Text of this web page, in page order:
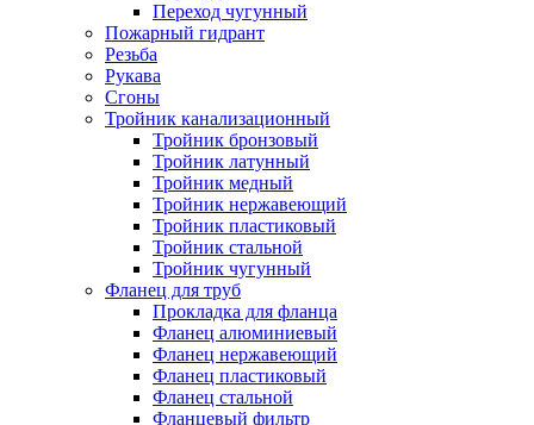
Переход чугунный
Пожарный гидрант
Резьба
Рукава
Сгоны
Тройник канализационный
Тройник бронзовый
Тройник латунный
Тройник медный
Тройник нержавеющий
Тройник пластиковый
Тройник стальной
Тройник чугунный
Фланец для труб
Прокладка для фланца
Фланец алюминиевый
Фланец нержавеющий
Фланец пластиковый
Фланец стальной
Фланцевый фильтр